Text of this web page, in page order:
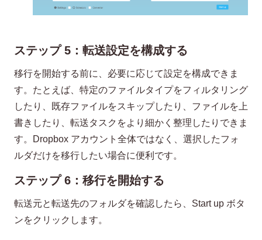
ステップ 5：転送設定を構成する
移行を開始する前に、必要に応じて設定を構成できま
す。たとえば、特定のファイルタイプをフィルタリング
したり、既存ファイルをスキップしたり、ファイルを上
書きしたり、転送タスクをより細かく整理したりできま
す。Dropbox アカウント全体ではなく、選択したフォ
ルダだけを移行したい場合に便利です。
ステップ 6：移行を開始する
転送元と転送先のフォルダを確認したら、Start up ボタ
ンをクリックします。